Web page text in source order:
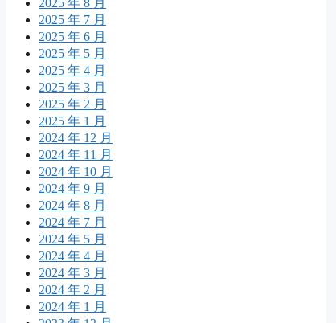
2025 年 8 月
2025 年 7 月
2025 年 6 月
2025 年 5 月
2025 年 4 月
2025 年 3 月
2025 年 2 月
2025 年 1 月
2024 年 12 月
2024 年 11 月
2024 年 10 月
2024 年 9 月
2024 年 8 月
2024 年 7 月
2024 年 5 月
2024 年 4 月
2024 年 3 月
2024 年 2 月
2024 年 1 月